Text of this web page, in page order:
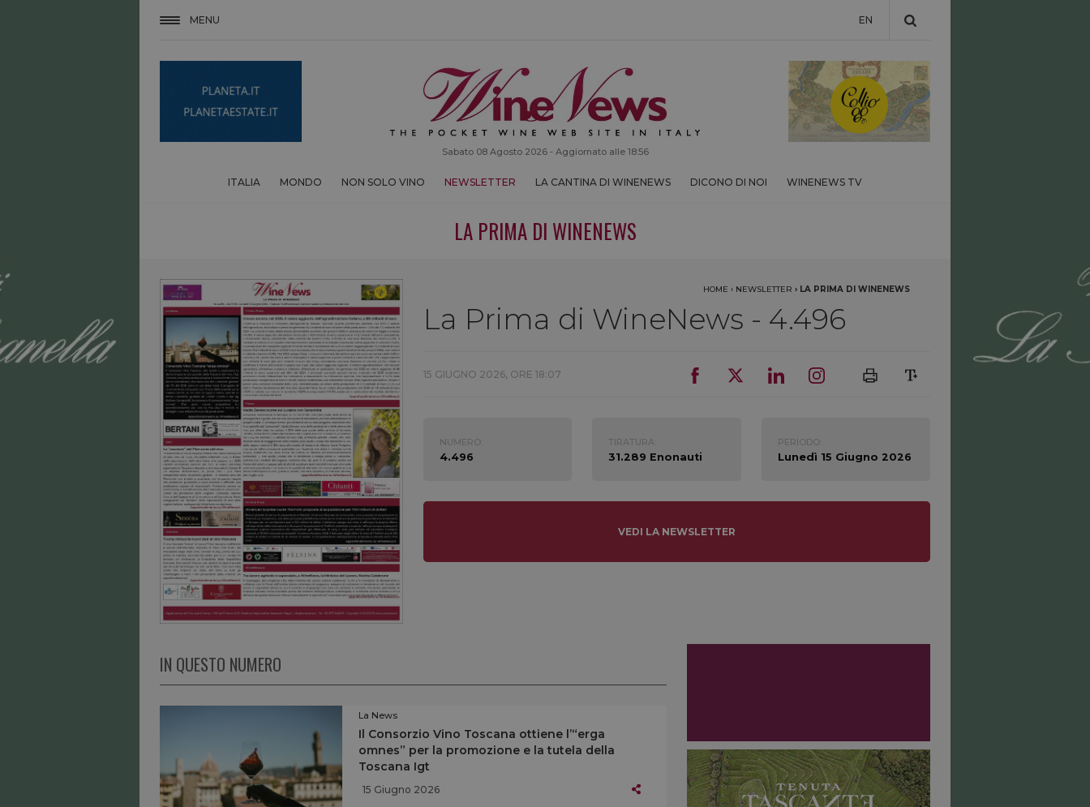
MENU EN
Sabato 08 Agosto 2026 - Aggiornato alle 18:56
ITALIA MONDO NON SOLO VINO NEWSLETTER LA CANTINA DI WINENEWS DICONO DI NOI WINENEWS TV
LA PRIMA DI WINENEWS
HOME › NEWSLETTER › LA PRIMA DI WINENEWS
La Prima di WineNews - 4.496
15 GIUGNO 2026, ORE 18:07
NUMERO:
4.496
TIRATURA:
31.289 Enonauti
PERIODO:
Lunedì 15 Giugno 2026
VEDI LA NEWSLETTER
IN QUESTO NUMERO
La News
Il Consorzio Vino Toscana ottiene l’“erga
omnes” per la promozione e la tutela della
Toscana Igt
15 Giugno 2026